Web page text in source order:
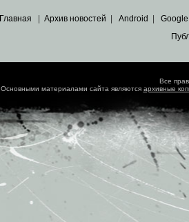
Главная Архив новостей Android Google
Все
Основными материалами сайта являются архивные